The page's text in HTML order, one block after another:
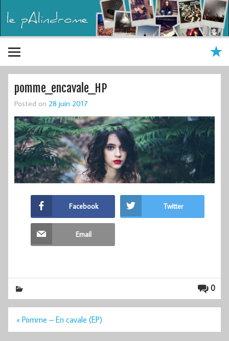
pomme_encavale_HP
Posted on 28 juin 2017
Facebook Twitter
Email
0
Navigation
l’article
« Pomme – En cavale (EP)